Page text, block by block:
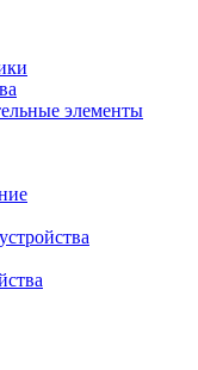
элементы